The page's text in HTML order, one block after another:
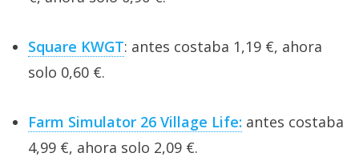
Square KWGT: antes costaba 1,19 €, ahora
solo 0,60 €.
Farm Simulator 26 Village Life: antes costaba
4,99 €, ahora solo 2,09 €.